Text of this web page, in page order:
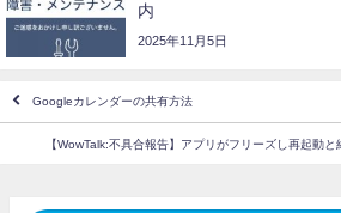
内
2025年11月5日
Googleカレンダーの共有方法
【WowTalk:不具合報告】アプリがフリーズし再起動